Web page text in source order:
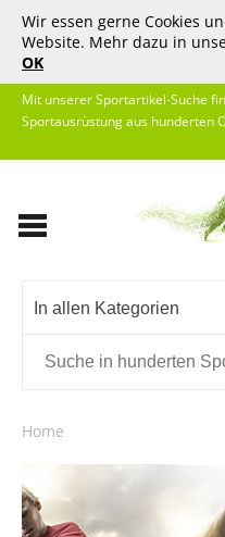
Wir essen gerne Cookies
Website. Mehr dazu in
OK
Mit unserer Sportartikel-Suche
Sportausrüstung aus hunderten
In allen Kategorien
Home